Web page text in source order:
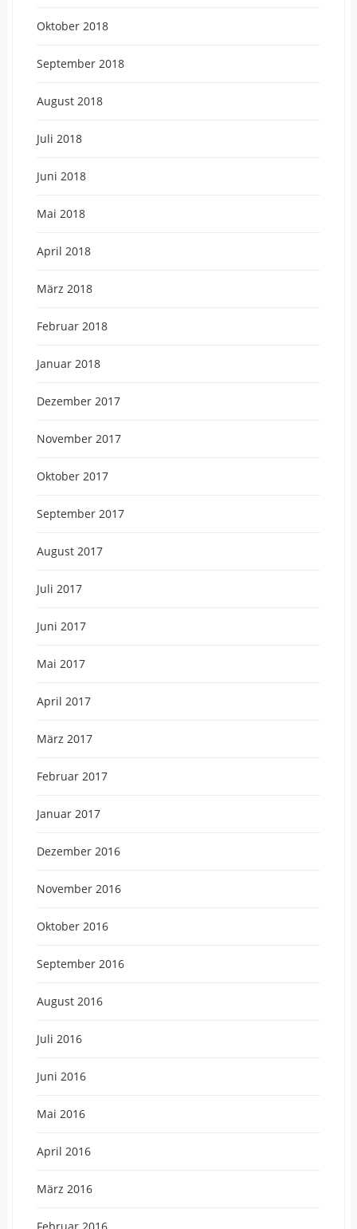
Oktober 2018
September 2018
August 2018
Juli 2018
Juni 2018
Mai 2018
April 2018
März 2018
Februar 2018
Januar 2018
Dezember 2017
November 2017
Oktober 2017
September 2017
August 2017
Juli 2017
Juni 2017
Mai 2017
April 2017
März 2017
Februar 2017
Januar 2017
Dezember 2016
November 2016
Oktober 2016
September 2016
August 2016
Juli 2016
Juni 2016
Mai 2016
April 2016
März 2016